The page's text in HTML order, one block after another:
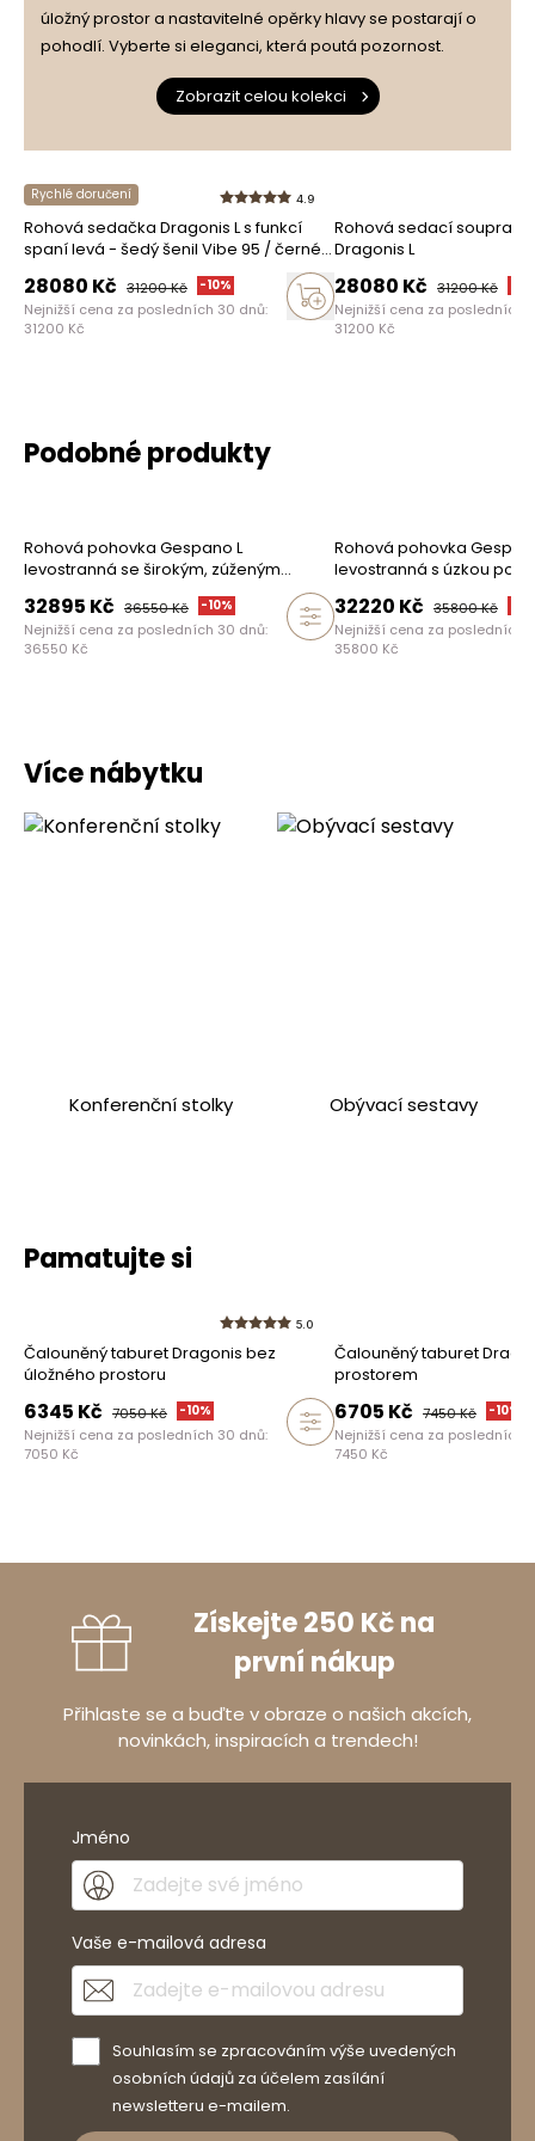
uživatelem
2
1
Jak sbíráme recenze?
Recenze zákazníků
úložný prostor a nastavitelné opěrky hlavy se postarají o
pohodlí. Vyberte si eleganci, která poutá pozornost.
Zobrazit celou kolekci
Rychlé doručení 4.9
Rohová sedačka Dragonis L s funkcí
spaní levá - šedý šenil Vibe 95 / černé
28080 Kč 31200Kč -10%
Nejnižší cena za posledních 30 dnů:
31200 Kč
Rohová sedací
Dragonis L
28080 Kč 31200Kč
Nejnižší cena za posledních
31200 Kč
Podobné produkty
Rohová pohovka Gespano L
levostranná se širokým, zúženým
32895 Kč 36550Kč -10%
Nejnižší cena za posledních 30 dnů:
36550 Kč
Rohová pohovka
levostranná s úzkou
32220 Kč 35800Kč
Nejnižší cena za posledních
35800 Kč
Více nábytku
Konferenční stolky Obývací sestavy
Pamatujte si
5.0
Čalouněný taburet Dragonis bez
úložného prostoru
6345 Kč 7050Kč -10%
Nejnižší cena za posledních 30 dnů:
7050 Kč
Čalouněný taburet
prostorem
6705 Kč 7450Kč -10%
Nejnižší cena za posledních
7450 Kč
Získejte 250 Kč na
první nákup
Přihlaste se a buďte v obraze o našich akcích,
novinkách, inspiracích a trendech!
Jméno
Vaše e-mailová adresa
Souhlasím se zpracováním výše uvedených
osobních údajů za účelem zasílání
newsletteru e-mailem.